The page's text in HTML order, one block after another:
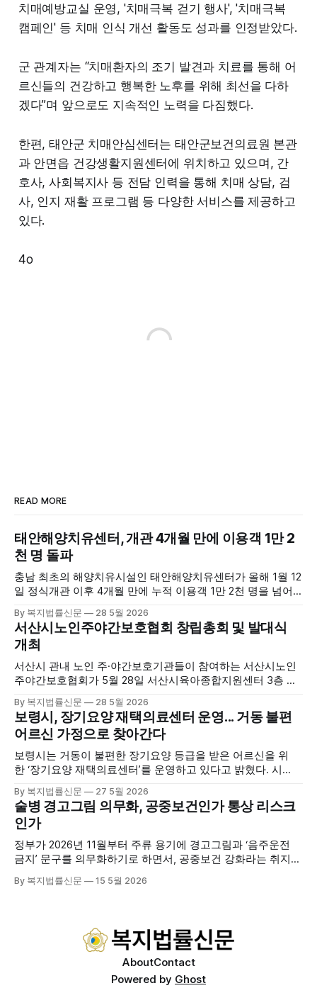
치매예방교실 운영, '치매극복 걷기 행사', '치매극복
캠페인' 등 치매 인식 개선 활동도 성과를 인정받았다.
군 관계자는 “치매환자의 조기 발견과 치료를 통해 어
르신들의 건강하고 행복한 노후를 위해 최선을 다하
겠다”며 앞으로도 지속적인 노력을 다짐했다.
한편, 태안군 치매안심센터는 태안군보건의료원 본관
과 안면읍 건강생활지원센터에 위치하고 있으며, 간
호사, 사회복지사 등 전담 인력을 통해 치매 상담, 검
사, 인지 재활 프로그램 등 다양한 서비스를 제공하고
있다.
4o
READ MORE
태안해양치유센터, 개관 4개월 만에 이용객 1만 2
천 명 돌파
충남 최초의 해양치유시설인 태안해양치유센터가 올해 1월 12
일 정식개관 이후 4개월 만에 누적 이용객 1만 2천 명을 넘어
양자원을 활용한 맞춤형 프로그램과 차별화된 웰니스 콘텐츠
를 선보이며 관광객과 군민의 발길을 끌고 있다. 센터는 염지
하수, 피트 등 태안의 청정 해양자원을 활용해 몸과 마음의 회
복을 돕는 다양한 프로그램을 운영하고
By 복지법률신문 28 5월 2026
서산시노인주야간보호협회 창립총회 및 발대식
개최
서산시 관내 노인 주·야간보호기관들이 참여하는 서산시노인
주야간보호협회가 5월 28일 서산시육아종합지원센터 3층 공
행사에는 서산시 관내 주·야간보호기관 관계자와 종사자, 유관
기관 내빈 등 약 100여명이 참석했으며, 서산시청 관계자, 서
산시노인복지시설협회, 서산시재가복지협회, 서산시사회복지
사협회 등 지역 노인복지 관련 기관 관계자들이 함께해 협회
출범을 축하했다. 서산시노인주야간보호협회는 서산시 소재
By 복지법률신문 28 5월 2026
보령시, 장기요양 재택의료센터 운영... 거동 불편
어르신 가정으로 찾아간다
보령시는 거동이 불편한 장기요양 등급을 받은 어르신을 위
한 ‘장기요양 재택의료센터’를 운영하고 있다고 밝혔다. 시
고 본격적인 서비스 제공에 나서고 있다. 재택의료센터
는 (한)의사가 거동 불편으로 의료기관 이용이 어렵다고 판단
한 장기요양 등급자를 대상으로, (한)의사·간호사·사회복지사
로 구성된 다학제 팀이 직접 가정을 방문해 건강관리서비스
를 제공하는
By 복지법률신문 27 5월 2026
술병 경고그림 의무화, 공중보건인가 통상 리스크
인가
정부가 2026년 11월부터 주류 용기에 경고그림과 ‘음주운전
금지’ 문구를 의무화하기로 하면서, 공중보건 강화라는 취지와
도는 국제 통상 규범, 영세업체 부담, 소비자 선택권 등 다양한
By 복지법률신문 15 5월 2026
AboutContact
Powered by Ghost